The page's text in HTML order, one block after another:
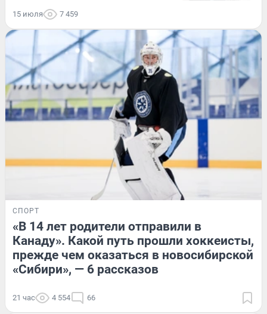
15 июля 7 459
СПОРТ
«В 14 лет родители отправили в
Канаду». Какой путь прошли хоккеисты,
прежде чем оказаться в новосибирской
«Сибири», — 6 рассказов
21 час 4 554 66